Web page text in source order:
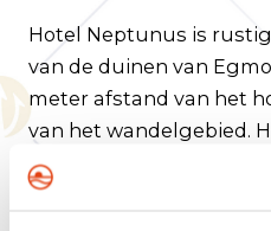
Hotel Neptunus is
van de duinen van
meter afstand van het
van het wandelgebied.
dorpscentrum is op
ongeveer 600 meter